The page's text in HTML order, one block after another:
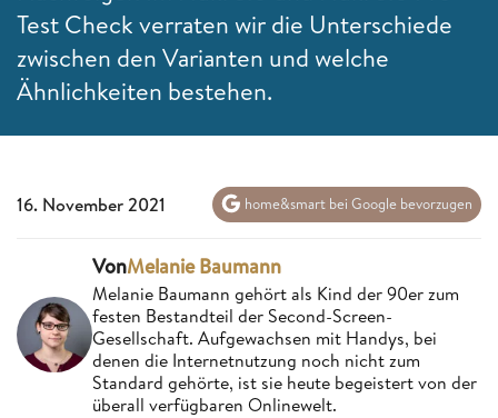
Test Check verraten wir die Unterschiede
zwischen den Varianten und welche
Ähnlichkeiten bestehen.
16. November 2021 home&smart bei Google bevorzugen
VonMelanie Baumann
Melanie Baumann gehört als Kind der 90er zum
festen Bestandteil der Second-Screen-
Gesellschaft. Aufgewachsen mit Handys, bei
denen die Internetnutzung noch nicht zum
Standard gehörte, ist sie heute begeistert von der
überall verfügbaren Onlinewelt.